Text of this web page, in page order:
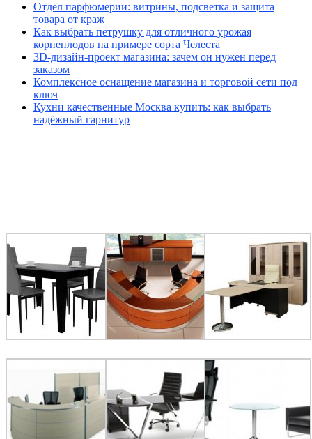
Отдел парфюмерии: витрины, подсветка и защита
товара от краж
Как выбрать петрушку для отличного урожая
корнеплодов на примере сорта Челеста
3D-дизайн-проект магазина: зачем он нужен перед
заказом
Комплексное оснащение магазина и торговой сети под
ключ
Кухни качественные Москва купить: как выбрать
надёжный гарнитур